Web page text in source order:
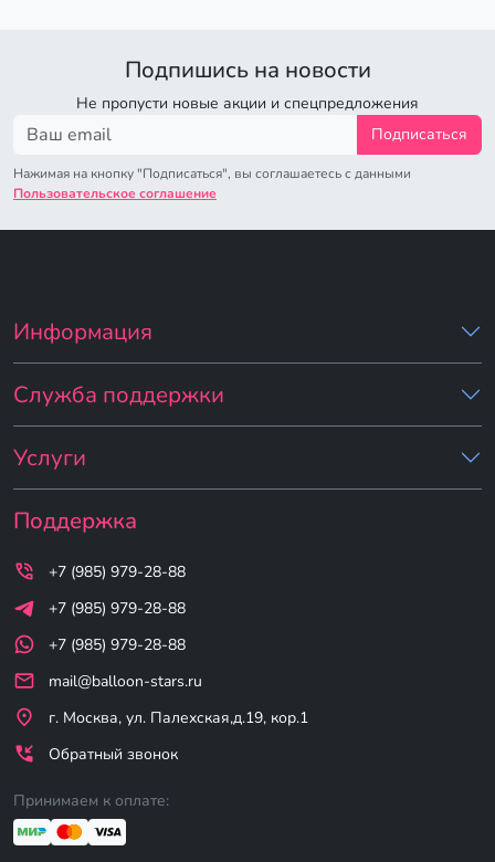
Подпишись на новости
Не пропусти новые акции и спецпредложения
Подписаться
Нажимая на кнопку "Подписаться", вы соглашаетесь с данными
Пользовательское соглашение
Информация
Служба поддержки
Услуги
Поддержка
+7 (985) 979-28-88
+7 (985) 979-28-88
+7 (985) 979-28-88
mail@balloon-stars.ru
г. Москва, ул. Палехская,д.19, кор.1
Обратный звонок
Принимаем к оплате: